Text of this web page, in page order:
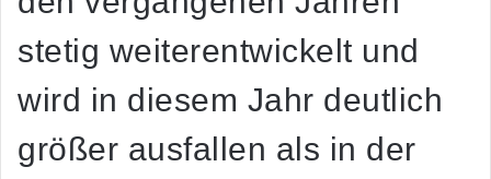
stetig weiterentwickelt und
wird in diesem Jahr deutlich
größer ausfallen als in der